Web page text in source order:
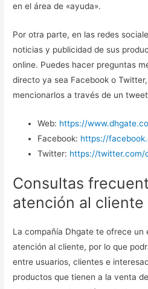
en el área de «ayuda».
Por otra parte, en las redes
noticias y publicidad de sus
online. Puedes hacer preguntas
directo ya sea Facebook o
mencionarlos a través de un
Web: https://
Facebook: https://
Twitter: https://twitter.com/
Consultas
atención al cliente
La compañía Dhgate te ofrece un
atención al cliente, por lo que
entre usuarios, clientes e
productos que tienen a la venta